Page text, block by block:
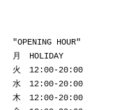
"OPENING HOUR"
月　HOLIDAY
火　12:00-20:00
水　12:00-20:00
木　12:00-20:00